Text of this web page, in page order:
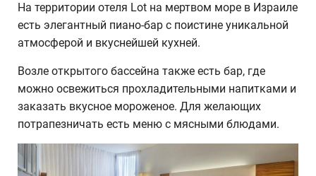
На территории отеля Lot на мертвом море в Израиле
есть элегантный пиано-бар с поистине уникальной
атмосферой и вкуснейшей кухней.
Возле открытого бассейна также есть бар, где
можно освежиться прохладительными напитками и
заказать вкусное мороженое. Для желающих
потрапезничать есть меню с мясными блюдами.